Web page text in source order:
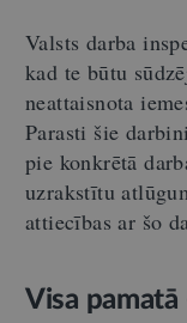
Valsts darba
kad te būtu
neattaisnota
Parasti šie
pie konkrētā
uzrakstītu
attiecības ar šo
Visa